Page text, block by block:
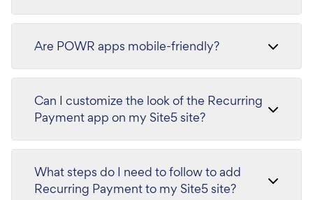
Are POWR apps mobile-friendly?
Can I customize the look of the Recurring
Payment app on my Site5 site?
What steps do I need to follow to add
Recurring Payment to my Site5 site?